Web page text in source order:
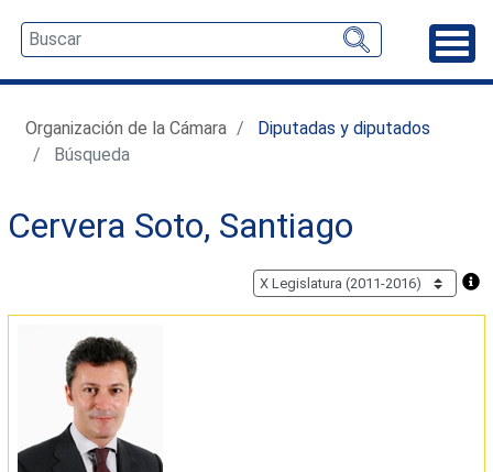
Organización de la Cámara
Diputadas y diputados
Búsqueda
Cervera Soto, Santiago